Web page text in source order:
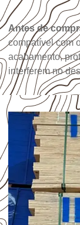
Antes de
compatível com
acabamento,
interferem no